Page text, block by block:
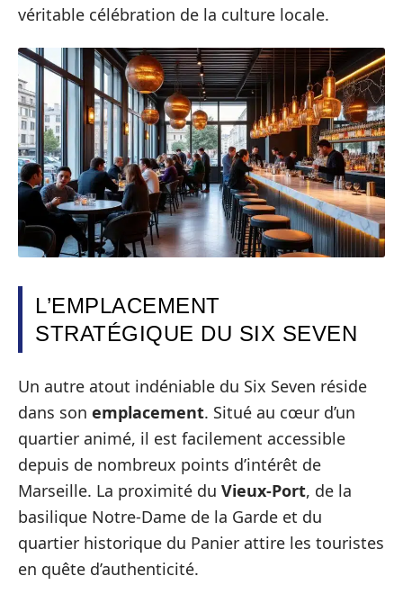
véritable célébration de la culture locale.
L’EMPLACEMENT
STRATÉGIQUE DU SIX SEVEN
Un autre atout indéniable du Six Seven réside
dans son emplacement. Situé au cœur d’un
quartier animé, il est facilement accessible
depuis de nombreux points d’intérêt de
Marseille. La proximité du Vieux-Port, de la
basilique Notre-Dame de la Garde et du
quartier historique du Panier attire les touristes
en quête d’authenticité.